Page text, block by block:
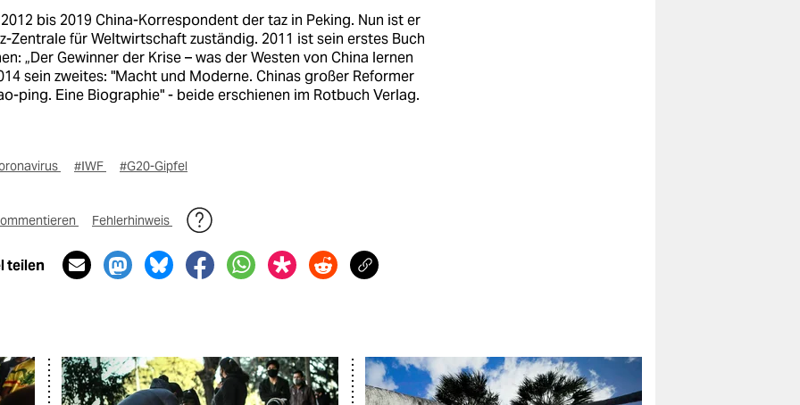
bis 2019 China-Korrespondent der taz in Peking. Nun ist er
Zentrale für Weltwirtschaft zuständig. 2011 ist sein erstes Buch
„Der Gewinner der Krise – was der Westen von China lernen
sein zweites: "Macht und Moderne. Chinas großer Reformer
ping. Eine Biographie" - beide erschienen im Rotbuch Verlag.
#IWF #G20-Gipfel
Fehlerhinweis
teilen